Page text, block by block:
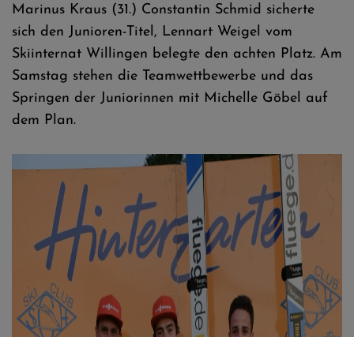
Marinus Kraus (31.) Constantin Schmid sicherte
sich den Junioren-Titel, Lennart Weigel vom
Skiinternat Willingen belegte den achten Platz. Am
Samstag stehen die Teamwettbewerbe und das
Springen der Juniorinnen mit Michelle Göbel auf
dem Plan.